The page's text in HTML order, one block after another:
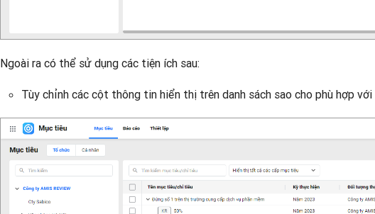
Ngoài ra có thể sử dụng các tiện ích sau:
Tùy chỉnh các cột thông tin hiển thị trên danh sách sao cho phù hợp